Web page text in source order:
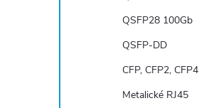
QSFP28 100Gb
QSFP-DD
CFP, CFP2, CFP4
Metalické RJ45